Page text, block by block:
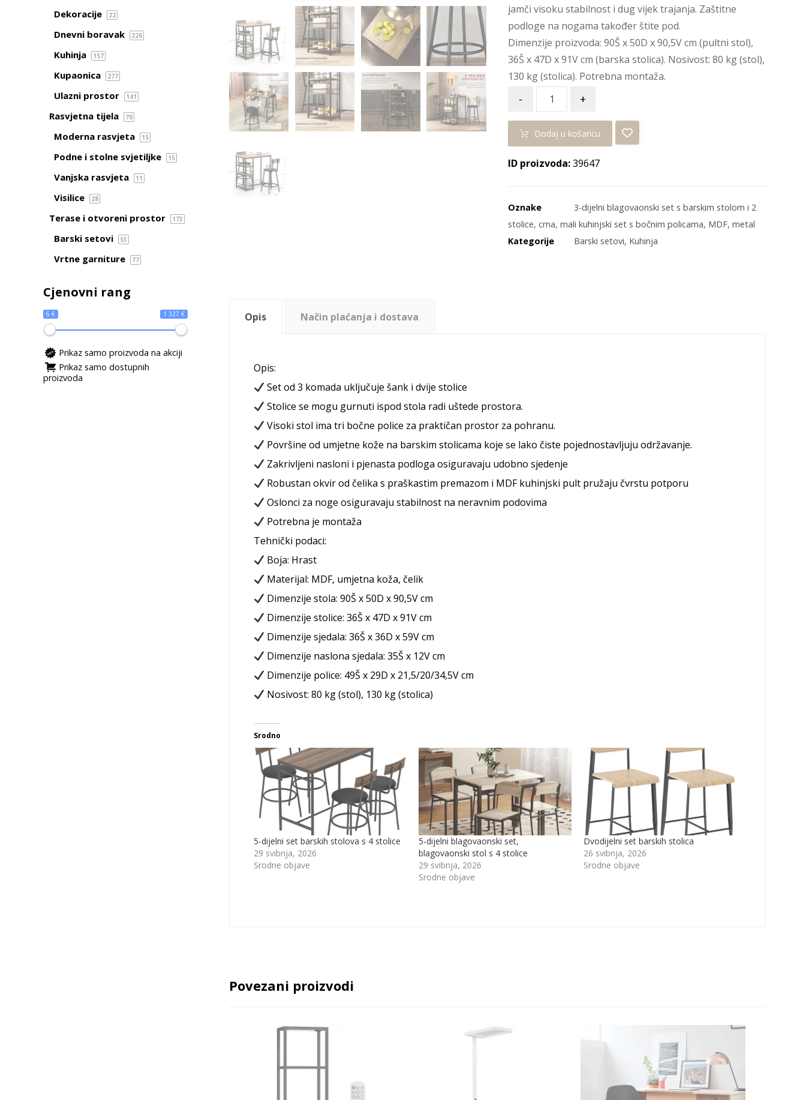
jamči visoku stabilnost i dug vijek trajanja. Zaštitne
podloge na nogama također štite pod.
Dimenzije proizvoda: 90Š x 50D x 90,5V cm (pultni stol),
36Š x 47D x 91V cm (barska stolica). Nosivost: 80 kg (stol),
130 kg (stolica). Potrebna montaža.
- +
Dodaj u košaricu
ID proizvoda:39647
Oznake
3-dijelni blagovaonski set s barskim stolom i 2
stolice,crna,mali kuhinjski set s bočnim policama, MDF,metal
Kategorije
Barski setovi, Kuhinja
Opis Način plaćanja i dostava
Opis:
Set od 3 komada uključuje šank i dvije stolice
Stolice se mogu gurnuti ispod stola radi uštede prostora.
Visoki stol ima tri bočne police za praktičan prostor za pohranu.
Površine od umjetne kože na barskim stolicama koje se lako čiste pojednostavljuju održavanje.
Zakrivljeni nasloni i pjenasta podloga osiguravaju udobno sjedenje
Robustan okvir od čelika s praškastim premazom i MDF kuhinjski pult pružaju čvrstu potporu
Oslonci za noge osiguravaju stabilnost na neravnim podovima
Potrebna je montaža
Tehnički podaci:
Boja: Hrast
Materijal: MDF, umjetna koža, čelik
Dimenzije stola: 90Š x 50D x 90,5V cm
Dimenzije stolice: 36Š x 47D x 91V cm
Dimenzije sjedala: 36Š x 36D x 59V cm
Dimenzije naslona sjedala: 35Š x 12V cm
Dimenzije police: 49Š x 29D x 21,5/20/34,5V cm
Nosivost: 80 kg (stol), 130 kg (stolica)
Srodno
5-dijelni set barskih stolova s ​​4 stolice
29 svibnja, 2026
Srodne objave
5-dijelni blagovaonski set,
blagovaonski stol s 4 stolice
29 svibnja, 2026
Srodne objave
Dvodijelni set barskih stolica
26 svibnja, 2026
Srodne objave
Povezani proizvodi
Dekoracije 22
Dnevni boravak 226
Kuhinja 157
Kupaonica 277
Ulazni prostor 141
Rasvjetna tijela 70
Moderna rasvjeta 15
Podne i stolne svjetiljke 15
Vanjska rasvjeta 11
Visilice 28
Terase i otvoreni prostor 173
Barski setovi 53
Vrtne garniture 77
Cjenovni rang
6 € 1 327 €
Prikaz samo proizvoda na akciji
Prikaz samo dostupnih
proizvoda